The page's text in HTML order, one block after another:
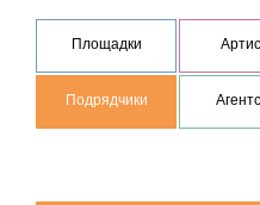
Площадки
Подрядчики